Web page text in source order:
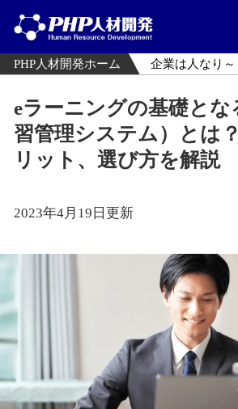
PHP人材開発ホーム 企業は人なり
eラーニングの基礎と
習管理システム）とは
リット、選び方を解説
2023年4月19日更新